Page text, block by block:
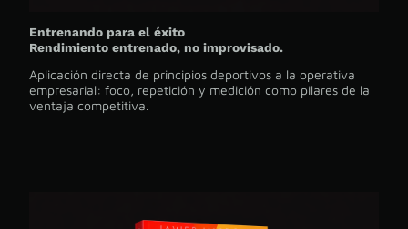
Entrenando para el éxito
Rendimiento entrenado, no improvisado.
Aplicación directa de principios deportivos a la operativa
empresarial: foco, repetición y medición como pilares de la
ventaja competitiva.